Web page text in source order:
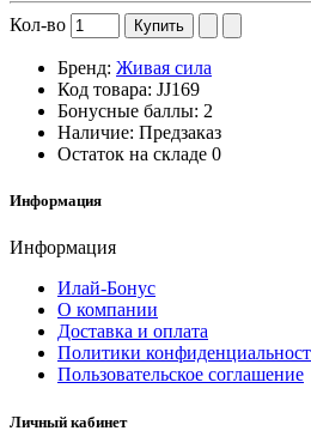
Кол-во Купить
Бренд: Живая сила
Код товара: JJ169
Бонусные баллы: 2
Наличие: Предзаказ
Остаток на складе 0
Информация
Информация
Илай-Бонус
О компании
Доставка и оплата
Политики
Пользовательское соглашение
Личный кабинет